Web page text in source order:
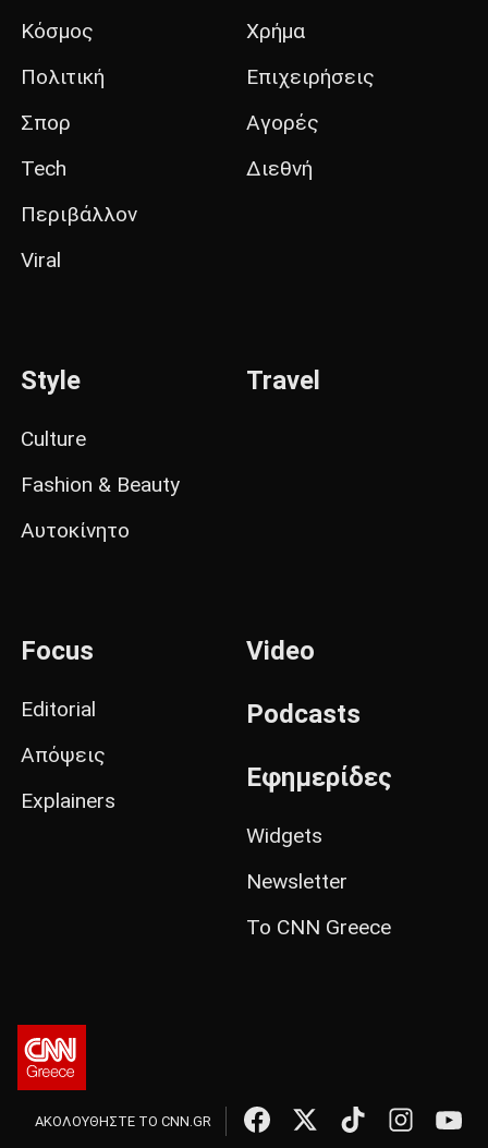
Κόσμος
Πολιτική
Σπορ
Tech
Περιβάλλον
Viral
Χρήμα
Επιχειρήσεις
Αγορές
Διεθνή
Style
Culture
Fashion & Beauty
Αυτοκίνητο
Travel
Focus
Editorial
Απόψεις
Explainers
Video
Podcasts
Εφημερίδες
Widgets
Newsletter
Το CNN Greece
ΑΚΟΛΟΥΘΗΣΤΕ ΤΟ CNN.GR